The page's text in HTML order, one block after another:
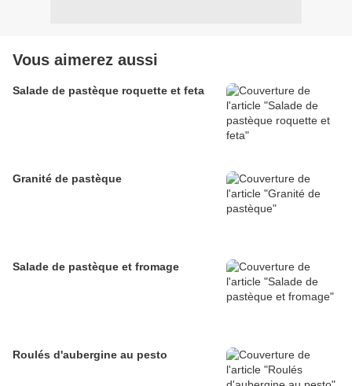
Vous aimerez aussi
Salade de pastèque roquette et feta
Granité de pastèque
Salade de pastèque et fromage
Roulés d'aubergine au pesto